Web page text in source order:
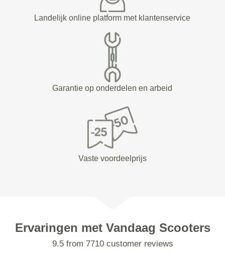
Landelijk online platform met klantenservice
Garantie op onderdelen en arbeid
Vaste voordeelprijs
Ervaringen met Vandaag Scooters
9.5 from 7710 customer reviews